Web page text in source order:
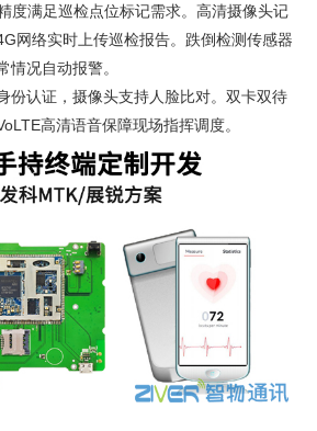
度满足巡检点位标记需求。高清摄像头记
网络实时上传巡检报告。跌倒检测传感器
情况自动报警。
认证，摄像头支持人脸比对。双卡双待
高清语音保障现场指挥调度。